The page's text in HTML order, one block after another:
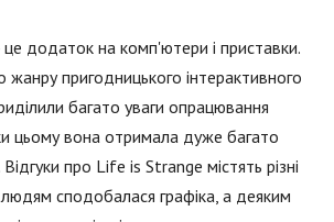
додаток на комп'ютери і приставки.
жанру пригодницького інтерактивного
багато уваги опрацювання
цьому вона отримала дуже багато
про Life is Strange містять різні
сподобалася графіка, а деяким